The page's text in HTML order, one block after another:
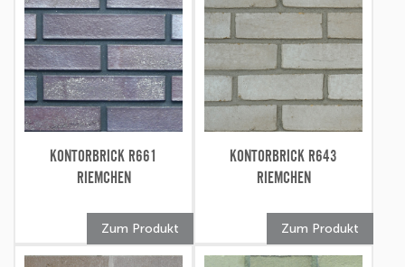
KONTORBRICK R661
RIEMCHEN
Zum Produkt
KONTORBRICK R643
RIEMCHEN
Zum Produkt